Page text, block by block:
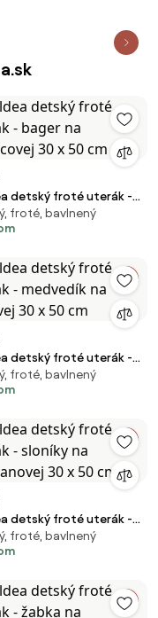
detský froté uterák -
horčicovej 30 x 50 cm
froté, bavlnený
detský froté uterák -
na ružovej 30 x 50 cm
froté, bavlnený
detský froté uterák -
na smotanovej 30 x 50
froté, bavlnený